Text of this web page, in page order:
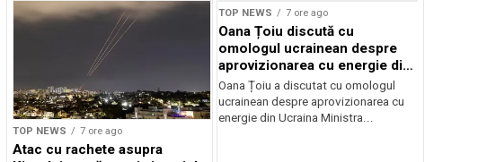
TOP NEWS 7 ore ago
Atac cu rachete asupra
TOP NEWS 7 ore ago
Oana Țoiu discută cu
omologul ucrainean despre
aprovizionarea cu energie din
Ucraina
Oana Țoiu a discutat cu omologul
ucrainean despre aprovizionarea cu
energie din Ucraina Ministra...